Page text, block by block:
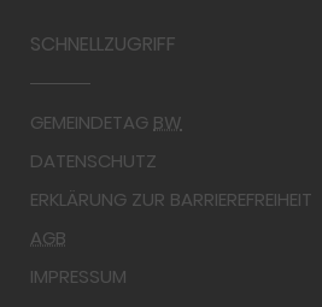
SCHNELLZUGRIFF
GEMEINDETAG BW
DATENSCHUTZ
ERKLÄRUNG ZUR BARRIEREFREIHEIT
AGB
IMPRESSUM